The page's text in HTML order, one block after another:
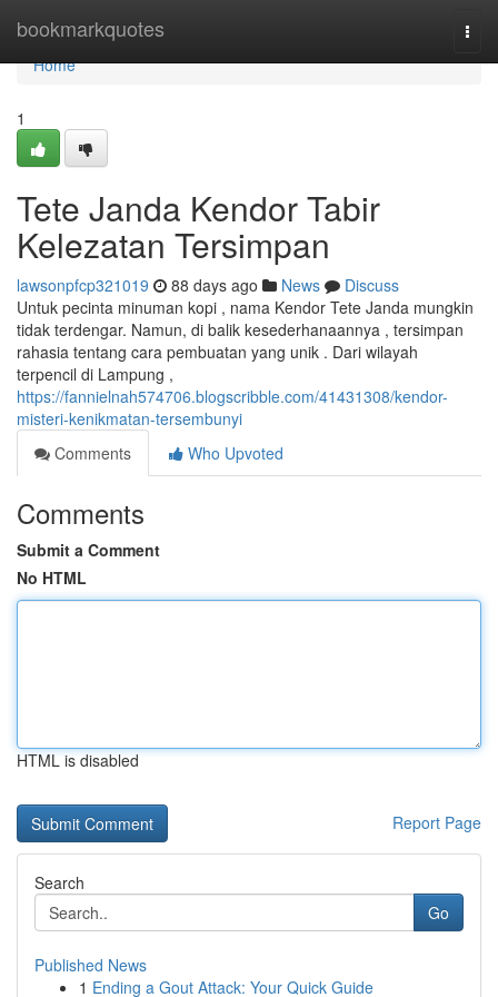
bookmarkquotes
Home
Home
1
Tete Janda Kendor Tabir
Kelezatan Tersimpan
lawsonpfcp321019 88 days ago News
Discuss
Untuk pecinta minuman kopi , nama Kendor Tete Janda mungkin
tidak terdengar. Namun, di balik kesederhanaannya , tersimpan
rahasia tentang cara pembuatan yang unik . Dari wilayah
terpencil di Lampung ,
https://fannielnah574706.blogscribble.com/41431308/kendor-
misteri-kenikmatan-tersembunyi
Comments
Who Upvoted
Comments
Submit a Comment
No HTML
HTML is disabled
Report Page
Search
Go
Published News
1 Ending a Gout Attack: Your Quick Guide